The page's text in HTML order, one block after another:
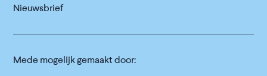
Nieuwsbrief
Mede mogelijk gemaakt door: